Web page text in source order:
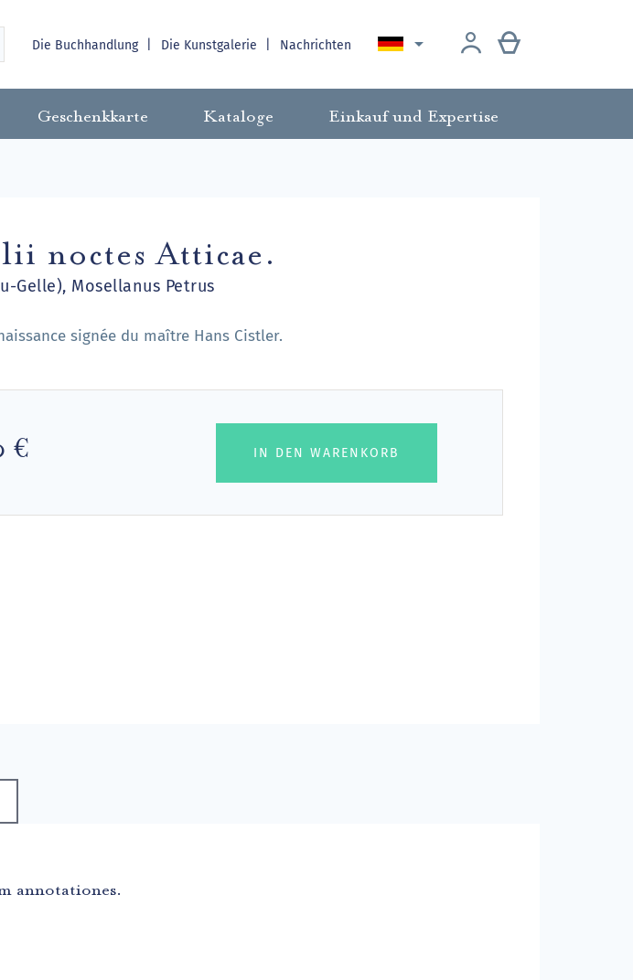
Die Buchhandlung Die Kunstgalerie Nachrichten 
Geschenkkarte Kataloge Einkauf und Expertise
noctes Atticae.
Gelle), Mosellanus Petrus
signée du maître Hans Cistler.
€
IN DEN WARENKORB
annotationes.